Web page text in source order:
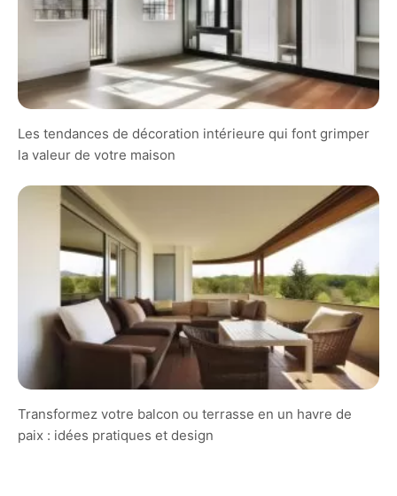
Les tendances de décoration intérieure qui font grimper
la valeur de votre maison
Transformez votre balcon ou terrasse en un havre de
paix : idées pratiques et design